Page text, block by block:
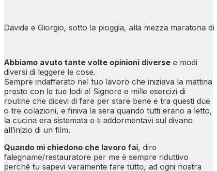
Davide e Giorgio, sotto la pioggia, alla mezza maratona di
Abbiamo avuto tante volte opinioni diverse e modi
diversi di leggere le cose.
Sempre indaffarato nel tuo lavoro che iniziava la mattina
presto con le tue lodi al Signore e mille esercizi di
routine che dicevi di fare per stare bene e tra questi due
o tre colazioni, e finiva la sera quando tutti erano a letto,
la cucina era sistemata e ti addormentavi sul divano
all’inizio di un film.
Quando mi chiedono che lavoro fai, dire
falegname/restauratore per me è sempre riduttivo
perché tu sapevi veramente fare tutto, ad ogni nostra